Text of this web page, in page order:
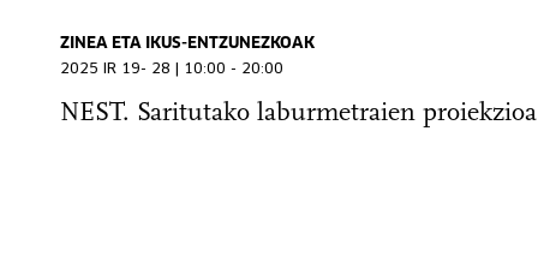
ZINEA ETA IKUS-ENTZUNEZKOAK
2025 IR 19- 28 | 10:00 - 20:00
NEST. Saritutako laburmetraien proiekzioa